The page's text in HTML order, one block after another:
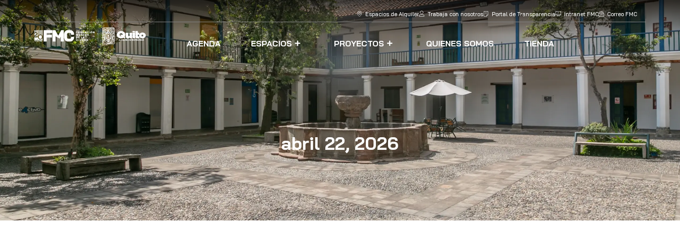
Espacios de Alquiler Trabaja con nosotros Portal de Transparencia Intranet FMC Correo FMC
AGENDA ESPACIOS PROYECTOS QUIENES SOMOS TIENDA
abril 22, 2026